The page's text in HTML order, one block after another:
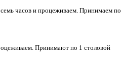
часов и процеживаем. Принимаем по
Принимают по 1 столовой